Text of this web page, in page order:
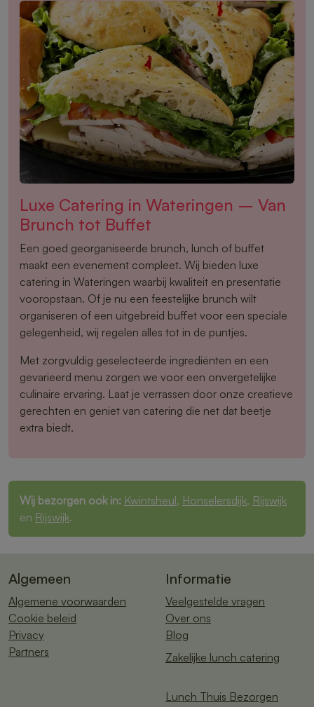
Luxe Catering in Wateringen – Van
Brunch tot Buffet
Een goed georganiseerde brunch, lunch of buffet
maakt een evenement compleet. Wij bieden luxe
catering in Wateringen waarbij kwaliteit en presentatie
vooropstaan. Of je nu een feestelijke brunch wilt
organiseren of een uitgebreid buffet voor een speciale
gelegenheid, wij regelen alles tot in de puntjes.
Met zorgvuldig geselecteerde ingrediënten en een
gevarieerd menu zorgen we voor een onvergetelijke
culinaire ervaring. Laat je verrassen door onze creatieve
gerechten en geniet van catering die net dat beetje
extra biedt.
Wij bezorgen ook in: Kwintsheul, Honselersdijk, Rijswijk
en Rijswijk.
Algemeen
Algemene voorwaarden
Cookie beleid
Privacy
Partners
Informatie
Veelgestelde vragen
Over ons
Blog
Zakelijke lunch catering
Lunch Thuis Bezorgen